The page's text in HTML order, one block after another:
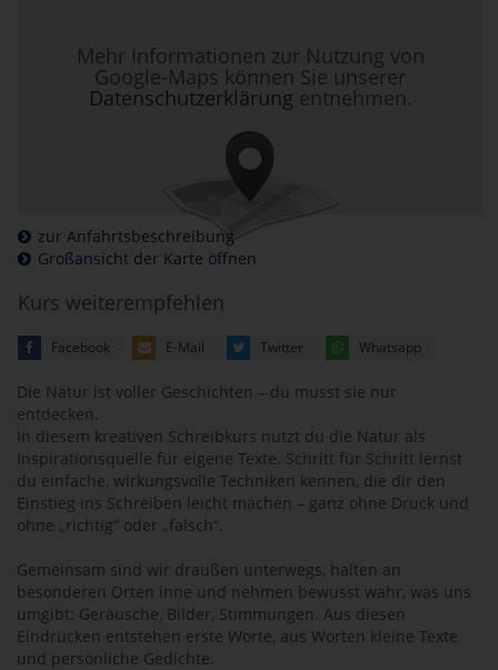
Mehr Informationen zur Nutzung von
Google-Maps können Sie unserer
Datenschutzerklärung entnehmen.
zur Anfahrtsbeschreibung
Großansicht der Karte öffnen
Kurs weiterempfehlen
Facebook E-Mail Twitter Whatsapp
Die Natur ist voller Geschichten – du musst sie nur
entdecken.
In diesem kreativen Schreibkurs nutzt du die Natur als
Inspirationsquelle für eigene Texte. Schritt für Schritt lernst
du einfache, wirkungsvolle Techniken kennen, die dir den
Einstieg ins Schreiben leicht machen – ganz ohne Druck und
ohne „richtig“ oder „falsch“.
Gemeinsam sind wir draußen unterwegs, halten an
besonderen Orten inne und nehmen bewusst wahr, was uns
umgibt: Geräusche, Bilder, Stimmungen. Aus diesen
Eindrücken entstehen erste Worte, aus Worten kleine Texte
und persönliche Gedichte.